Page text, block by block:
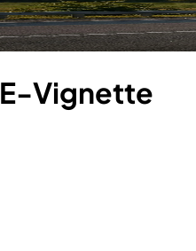
E-Vignette